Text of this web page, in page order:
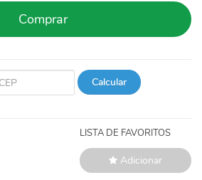
Comprar
Calcular
LISTA DE FAVORITOS
Adicionar